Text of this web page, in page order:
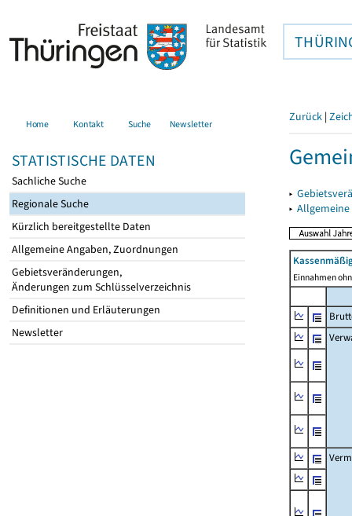
Home Kontakt Suche Newsletter
STATISTISCHE DATEN
Sachliche Suche
Regionale Suche
Kürzlich bereitgestellte Daten
Allgemeine Angaben, Zuordnungen
Gebietsveränderungen,
Änderungen zum Schlüsselverzeichnis
Definitionen und Erläuterungen
Newsletter
Zurück |
▸
▸
Einnahmen